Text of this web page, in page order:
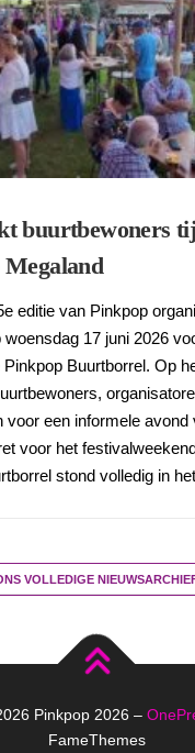
buurtbewoners
editie van Pinkpop
17 juni 2026
Buurtborrel. Op
een informele avond
voor het
stond volledig in
VOLLEDIGE
Pinkpop 2026 –
FameThemes